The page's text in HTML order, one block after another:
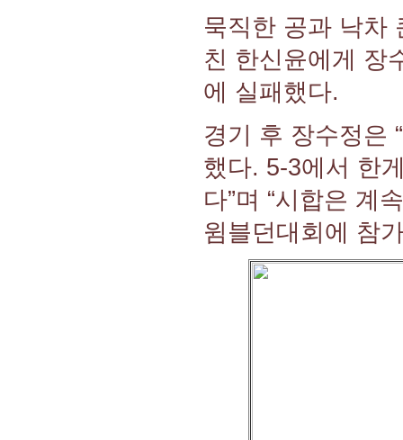
묵직한 공과 낙차
친 한신윤에게 장
에 실패했다.
경기 후 장수정은
했다. 5-3에서 한
다”며 “시합은 계
윔블던대회에 참